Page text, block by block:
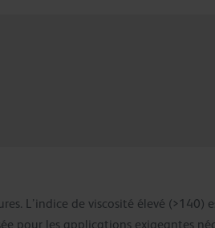
L’indice de viscosité élevé (>140)
pour les applications exigeantes